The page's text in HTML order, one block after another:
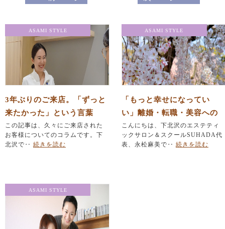
ASAMI STYLE
3年ぶりのご来店。「ずっと
来たかった」という言葉
に、胸がいっぱいになりま
した。
この記事は、久々にご来店された
お客様についてのコラムです。下
北沢で‥ 続きを読む
ASAMI STYLE
「もっと幸せになってい
い」離婚・転職・美容への
挑戦に悩むあなたへ
こんにちは、下北沢のエステティ
ックサロン＆スクールSUHADA代
表、永松麻美で‥ 続きを読む
ASAMI STYLE